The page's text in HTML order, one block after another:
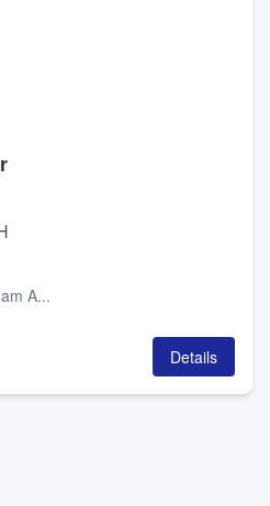
A...
Details